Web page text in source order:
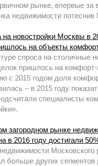
рынке, впервые за
недвижимости
на новостройки Москвы в
на объекты
спроса на столичные
пришлось на комфорт-
с 2015 годом доля
– в 2015 году
специалисты
загородном рынке
в 2016 году достигали
Московского
больше других сегментов